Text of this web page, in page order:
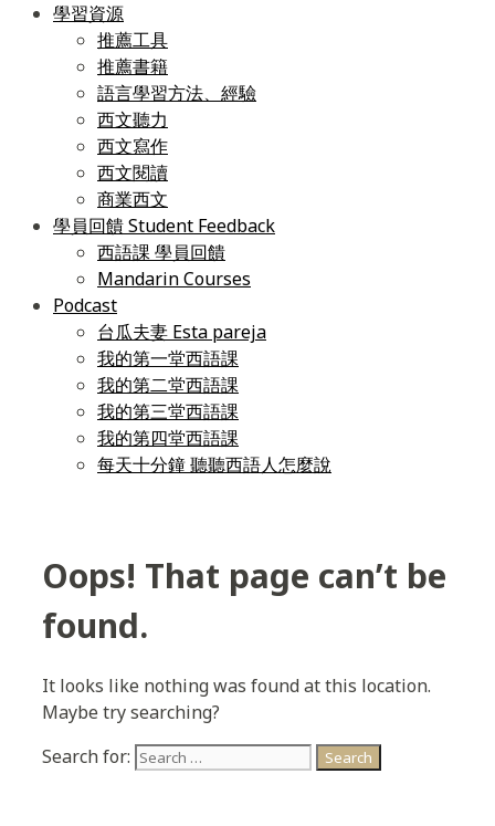
學習資源
推薦工具
推薦書籍
語言學習方法、經驗
西文聽力
西文寫作
西文閱讀
商業西文
學員回饋 Student Feedback
西語課 學員回饋
Mandarin Courses
Podcast
台瓜夫妻 Esta pareja
我的第一堂西語課
我的第二堂西語課
我的第三堂西語課
我的第四堂西語課
每天十分鐘 聽聽西語人怎麼說
Oops! That page can’t be
found.
It looks like nothing was found at this location.
Maybe try searching?
Search for: